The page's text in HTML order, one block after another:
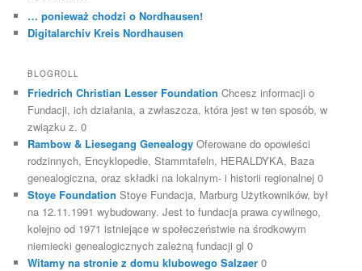
… ponieważ chodzi o Nordhausen!
Digitalarchiv Kreis Nordhausen
BLOGROLL
Friedrich Christian Lesser Foundation Chcesz informacji o
Fundacji, ich działania, a zwłaszcza, która jest w ten sposób, w
związku z. 0
Rambow & Liesegang Genealogy Oferowane do opowieści
rodzinnych, Encyklopedie, Stammtafeln, HERALDYKA, Baza
genealogiczna, oraz składki na lokalnym- i historii regionalnej 0
Stoye Foundation Stoye Fundacja, Marburg Użytkowników, był
na 12.11.1991 wybudowany. Jest to fundacja prawa cywilnego,
kolejno od 1971 istniejące w społeczeństwie na środkowym
niemiecki genealogicznych zależną fundacji gl 0
Witamy na stronie z domu klubowego Salzaer 0